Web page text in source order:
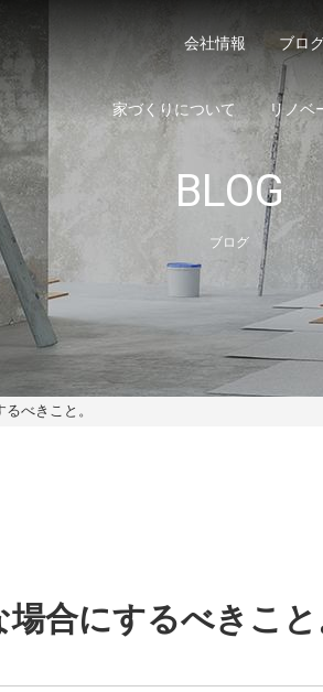
会社情報 ブログ
家づくりについて リノベ
BLOG
ブログ
べきこと。
合にするべきこと